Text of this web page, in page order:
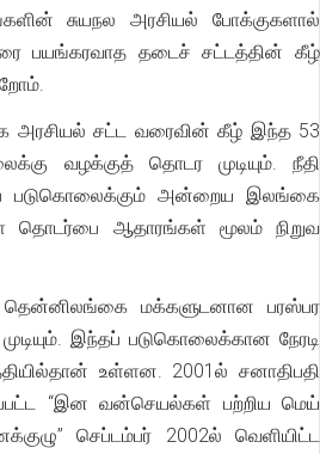
சுயநல அரசியல் போக்குகளால்
பயங்கரவாத தடைச் சட்டத்தின் கீழ்
சட்ட வரைவின் கீழ் இந்த 53
வழக்குத் தொடர முடியும். நீதி
படுகொலைக்கும் அன்றைய இலங்கை
தொடர்பை ஆதாரங்கள் மூலம் நிறுவ
மக்களுடனான பரஸ்பர
இந்தப் படுகொலைக்கான நேரடி
உள்ளன. 2001ல் சனாதிபதி
“இன வன்செயல்கள் பற்றிய மெய்
செப்டம்பர் 2002ல் வெளியிட்ட